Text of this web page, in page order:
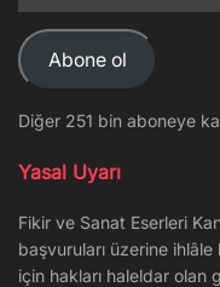
Adresi
Abone ol
Diğer 251 bin aboneye
Yasal Uyarı
Fikir ve Sanat Eserleri
başvuruları üzerine ihlâle
için hakları haleldar